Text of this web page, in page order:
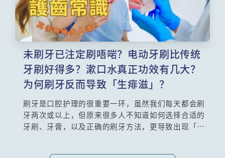
未刷牙已注定刷唔啱？电动牙刷比传统
牙刷好得多？漱口水真正功效有几大？
为何刷牙反而导致「生痱滋」？
刷牙是口腔护理的很重要一环，虽然我们每天都会刷
牙两次或以上，但原来很多人不知道如何选择合适的
牙刷、牙膏，以及正确的刷牙方法，更导致出现「生